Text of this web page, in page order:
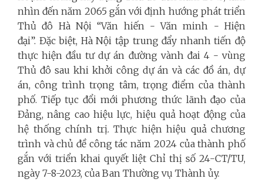
nhìn đến năm 2065 gắn với định hướng phát triển
Thủ đô Hà Nội “Văn hiến - Văn minh - Hiện
đại”. Đặc biệt, Hà Nội tập trung đẩy nhanh tiến độ
thực hiện đầu tư dự án đường vành đai 4 - vùng
Thủ đô sau khi khởi công dự án và các đồ án, dự
án, công trình trọng tâm, trọng điểm của thành
phố. Tiếp tục đổi mới phương thức lãnh đạo của
Đảng, nâng cao hiệu lực, hiệu quả hoạt động của
hệ thống chính trị. Thực hiện hiệu quả chương
trình và chủ đề công tác năm 2024 của thành phố
gắn với triển khai quyết liệt Chỉ thị số 24-CT/TU,
ngày 7-8-2023, của Ban Thường vụ Thành ủy.